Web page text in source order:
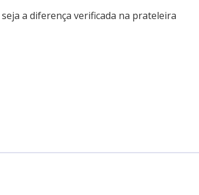
a diferença verificada na prateleira